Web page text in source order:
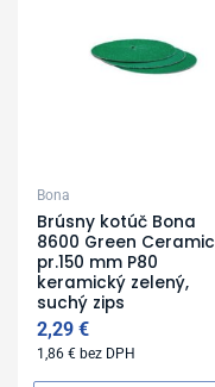
Bona
Brúsny kotúč Bona
8600 Green Ceramic
pr.150 mm P80
keramický zelený,
suchý zips
2,29€
1,86€ bez DPH